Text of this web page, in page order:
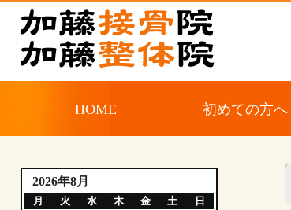
HOME 初めての方へ
2026年8月
月 火 水 木 金 土
日